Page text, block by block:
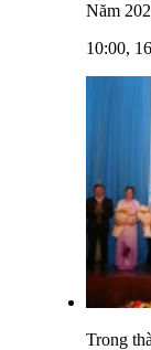
Năm
10:00,
Trong